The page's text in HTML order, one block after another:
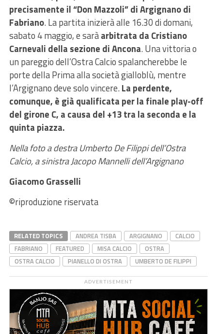
precisamente il “Don Mazzoli” di Argignano di
Fabriano. La partita inizierà alle 16.30 di domani,
sabato 4 maggio, e saràarbitrata da Cristiano
Carnevali della sezione di Ancona. Una vittoria o
un pareggio dell’Ostra Calcio spalancherebbe le
porte della Prima alla società gialloblù, mentre
l’Argignano deve solo vincere.La perdente,
comunque, è già qualificata per la finale play-off
del girone C, a causa del +13 tra la seconda e la
quinta piazza.
Nella foto a destra Umberto De Filippi dell’Ostra
Calcio, a sinistra Jacopo Mannelli dell’Argignano
Giacomo Grasselli
©riproduzione riservata
RELATED TOPICS ANDREA TISBA ARGIGNANO
CALCIO
FABRIANO
FEATURED MISA CALCIO
OSTRA
OSTRA CALCIO
PIANELLO DI OSTRA UMBERTO DE FILIPPI
ADVERTISEMENT